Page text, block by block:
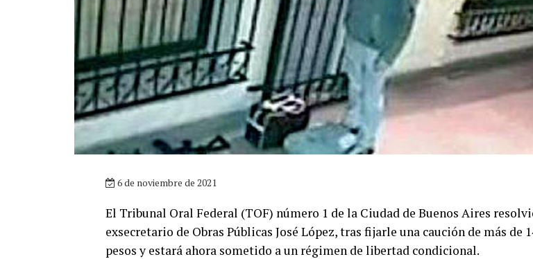
6 de noviembre de 2021
El Tribunal Oral Federal (TOF) número 1 de la Ciudad de Buenos Aires
exsecretario de Obras Públicas José López, tras fijarle una caución de más de
pesos y estará ahora sometido a un régimen de libertad condicional.